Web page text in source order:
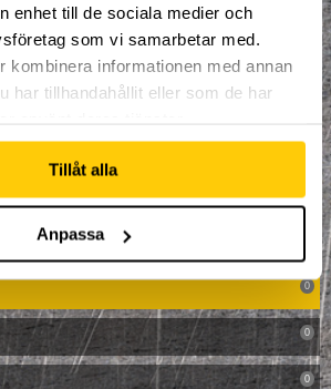
enhet till de sociala medier och
som vi samarbetar med.
kombinera informationen med annan
har tillhandahållit eller som de har
Tillåt alla
Anpassa
0
0
0
0
0